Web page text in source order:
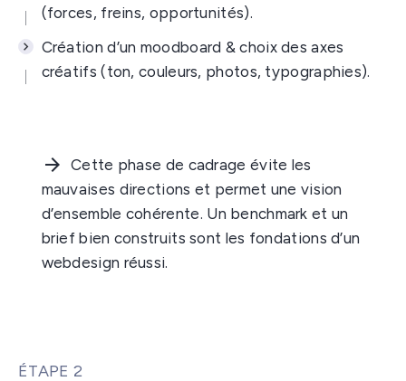
(forces, freins, opportunités).
Création d’un moodboard & choix des axes
créatifs (ton, couleurs, photos, typographies).
Cette phase de cadrage évite les
mauvaises directions et permet une vision
d’ensemble cohérente. Un benchmark et un
brief bien construits sont les fondations d’un
webdesign réussi.
ÉTAPE 2